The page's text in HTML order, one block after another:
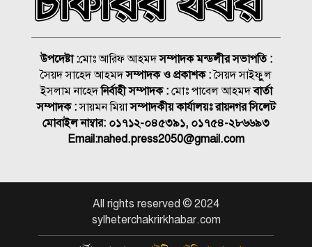
সম্পন্ন
জুলাই গণঅভ্যুত্থান স্বৈরাচারের
বিরুদ্ধে এক যুগান্তকারী অধ্যায়:
বীর মুক্তিযোদ্ধা আব্দুর রাজ্জাক
মারা গেলো লিওনেল মেসির বাবা
সমাজের পিছিয়ে পড়া দরিদ্র
মানুষের পাশে দাড়িয়ে আমাদের
উপদেষ্টা :মোঃ আরিফ আহমদসম্পাদক মন্ডলীর সভাপতি :
সৈয়দ সাহেদ আহমদসম্পাদক ও প্রকাশক :সৈয়দ সাইফুুল
ইসলাম নাহেদনির্বাহী সম্পাদক :মোঃ পাবেল আহমদবার্তা
সম্পাদক :সায়মন মিয়াসম্পাদকীয় কার্যালয়ঃ রায়নগর সিলেট
মোবাইল নাম্বার: ০১৭১২-০৪৫৩৯১, ০১৭৫৪-২৮৬৬৯৩
Email:nahed.press2050@gmail.com
All rights reserved © 2024
sylheterchakrirkhabar.com